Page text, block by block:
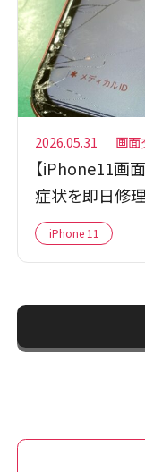
2026.05.31 画面
【iPhone11画
症状を即日修
iPhone 11